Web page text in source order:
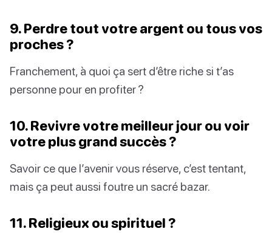
9. Perdre tout votre argent ou tous vos
proches ?
Franchement, à quoi ça sert d’être riche si t’as
personne pour en profiter ?
10. Revivre votre meilleur jour ou voir
votre plus grand succès ?
Savoir ce que l’avenir vous réserve, c’est tentant,
mais ça peut aussi foutre un sacré bazar.
11. Religieux ou spirituel ?